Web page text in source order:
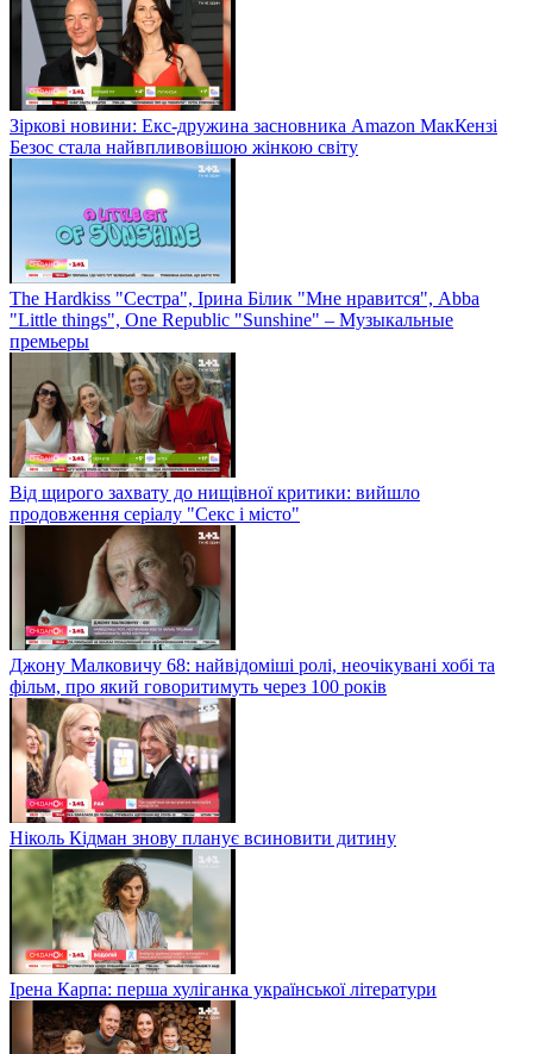
Зіркові новини: Екс-дружина засновника Amazon МакКензі
Безос стала найвпливовішою жінкою світу
The Hardkiss "Сестра", Ірина Білик "Мне нравится", Abba
"Little things", One Republic "Sunshine" – Музыкальные
премьеры
Від щирого захвату до нищівної критики: вийшло
продовження серіалу "Секс і місто"
Джону Малковичу 68: найвідоміші ролі, неочікувані хобі та
фільм, про який говоритимуть через 100 років
Ніколь Кідман знову планує всиновити дитину
Ірена Карпа: перша хуліганка української літератури